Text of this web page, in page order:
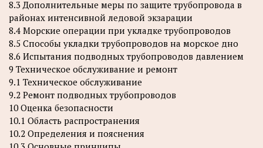
8.3 Дополнительные меры по защите трубопровода в
районах интенсивной ледовой экзарации
8.4 Морские операции при укладке трубопроводов
8.5 Способы укладки трубопроводов на морское дно
8.6 Испытания подводных трубопроводов давлением
9 Техническое обслуживание и ремонт
9.1 Техническое обслуживание
9.2 Ремонт подводных трубопроводов
10 Оценка безопасности
10.1 Область распространения
10.2 Определения и пояснения